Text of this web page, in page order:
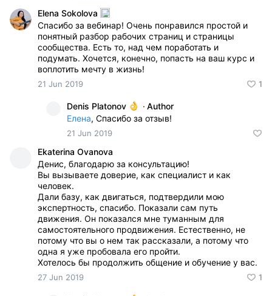
Elena Sokolova
Спасибо за вебинар! Очень понравился простой и
понятный разбор рабочих страниц и страницы
сообщества. Есть то, над чем поработать и
подумать. Хочется, конечно, попасть на ваш курс и
воплотить мечту в жизнь!
21 Jun 2019 1
Denis Platonov · Author
Елена, Спасибо за отзыв!
21 Jun 2019
Ekaterina Ovanova
Денис, благодарю за консультацию!
Вы вызываете доверие, как специалист и как
человек.
Дали базу, как двигаться, подтвердили мою
экспертность, спасибо. Показали сам путь
движения. Он показался мне туманным для
самостоятельного продвижения. Естественно, не
потому что вы о нем так рассказали, а потому что
одна я уже пробовала его пройти.
Хотелось бы продолжить общение и обучение у вас.
27 Jun 2019 1